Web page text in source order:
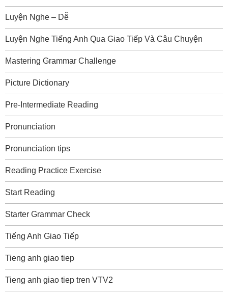
Luyện Nghe – Dễ
Luyện Nghe Tiếng Anh Qua Giao Tiếp Và Câu Chuyện
Mastering Grammar Challenge
Picture Dictionary
Pre-Intermediate Reading
Pronunciation
Pronunciation tips
Reading Practice Exercise
Start Reading
Starter Grammar Check
Tiếng Anh Giao Tiếp
Tieng anh giao tiep
Tieng anh giao tiep tren VTV2